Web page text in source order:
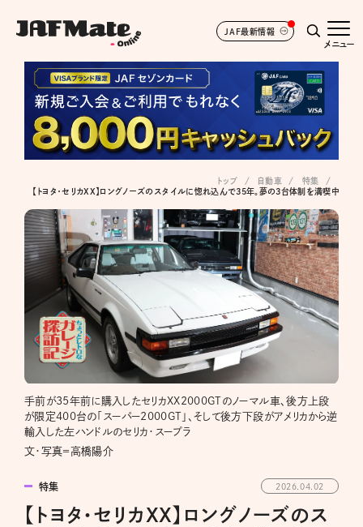
JAF最新情報
メニュー
トップ 自動車
特集
【トヨタ・セリカXX】ロングノーズのスタイルに惚れ込んで35年。夢の3台体制を満喫中
手前が35年前に購入したセリカXX2000GTのノーマル車、後方上段
が限定400台の「スーパー2000GT」、そして後方下段がアメリカから逆
輸入した左ハンドルのセリカ・スープラ
文・写真＝高橋陽介
特集 2026.04.02
【トヨタ・セリカXX】ロングノーズのス